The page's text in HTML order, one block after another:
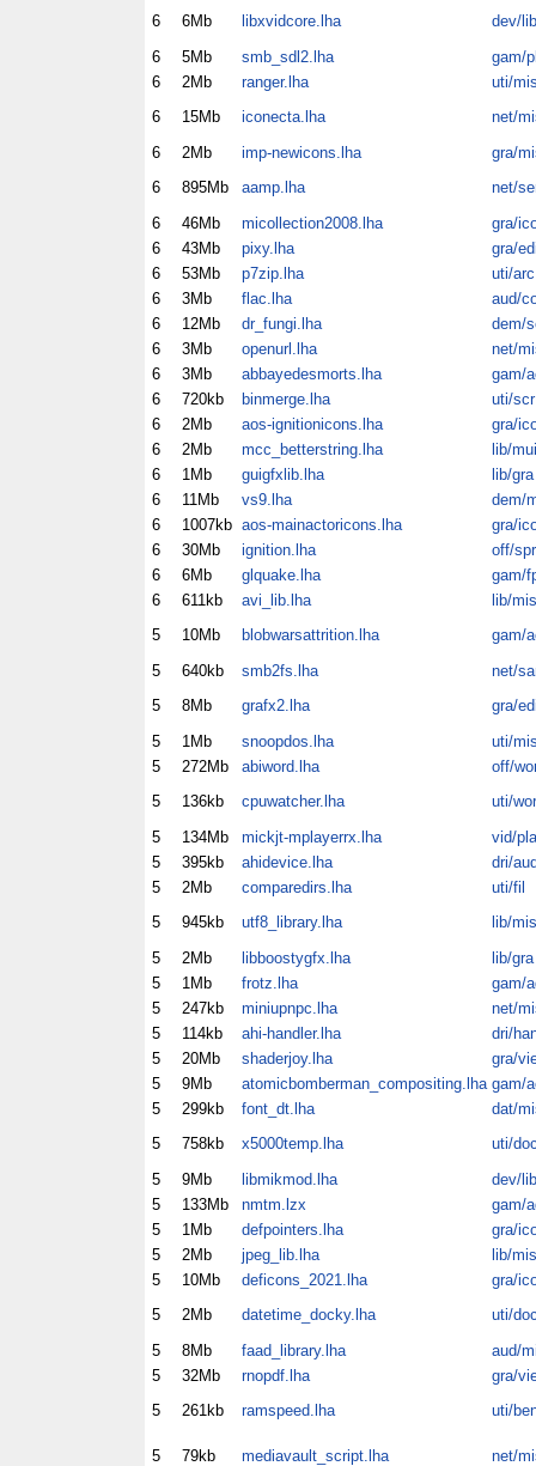
6
6Mb libxvidcore.lha
dev/
6
5Mb smb_sdl2.lha
gam/
6
2Mb ranger.lha
uti/
6
15Mb iconecta.lha
net/
6
2Mb imp-newicons.lha
gra/
6
895Mb aamp.lha
net/
6
46Mb micollection2008.lha
gra/
6
43Mb pixy.lha
gra/
6
53Mb p7zip.lha
uti/arc
6
3Mb flac.lha
aud/
6
12Mb dr_fungi.lha
dem/
6
3Mb openurl.lha
net/
6
3Mb abbayedesmorts.lha
gam/
6
720kb binmerge.lha
uti/scr
6
2Mb aos-ignitionicons.lha
gra/
6
2Mb mcc_betterstring.lha
lib/mui
6
1Mb guigfxlib.lha
lib/gra
6
11Mb vs9.lha
dem/
6
1007kb aos-mainactoricons.lha
gra/
6
30Mb ignition.lha
off/spr
6
6Mb glquake.lha
gam/
6
611kb avi_lib.lha
lib/mis
5
10Mb blobwarsattrition.lha
gam/
5
640kb smb2fs.lha
net/
5
8Mb grafx2.lha
gra/
5
1Mb snoopdos.lha
uti/
5
272Mb abiword.lha
off/
5
136kb cpuwatcher.lha
uti/wor
5
134Mb mickjt-mplayerrx.lha
vid/pla
5
395kb ahidevice.lha
dri/
5
2Mb comparedirs.lha
uti/fil
5
945kb utf8_library.lha
lib/mis
5
2Mb libboostygfx.lha
lib/gra
5
1Mb frotz.lha
gam/
5
247kb miniupnpc.lha
net/
5
114kb ahi-handler.lha
dri/
5
20Mb shaderjoy.lha
gra/
5
9Mb atomicbomberman_compositing.lha gam/
5
299kb font_dt.lha
dat/
5
758kb x5000temp.lha
uti/
5
9Mb libmikmod.lha
dev/
5
133Mb nmtm.lzx
gam/
5
1Mb defpointers.lha
gra/
5
2Mb jpeg_lib.lha
lib/mis
5
10Mb deficons_2021.lha
gra/
5
2Mb datetime_docky.lha
uti/
5
8Mb faad_library.lha
aud/
5
32Mb rnopdf.lha
gra/
5
261kb ramspeed.lha uti/
5 79kb mediavault_script.lha
net/